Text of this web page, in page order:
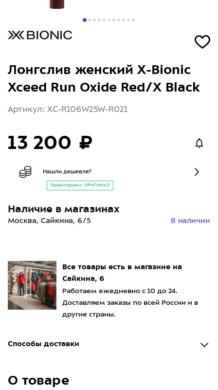
Все товары есть в магазине на
Сайкина, 6
Работаем ежедневно с 10 до 24.
Доставляем заказы по всей России и в
другие страны.
Способы доставки
О товаре
Лонгслив женский X-Bionic
Xceed Run Oxide Red/X Black
Артикул: XC-R106W25W-R021
13 200 ₽
Нашли дешевле?
Гарантируем: ОРИГИНАЛ
Наличие в магазинах
Москва, Сайкина, 6/5 В наличии